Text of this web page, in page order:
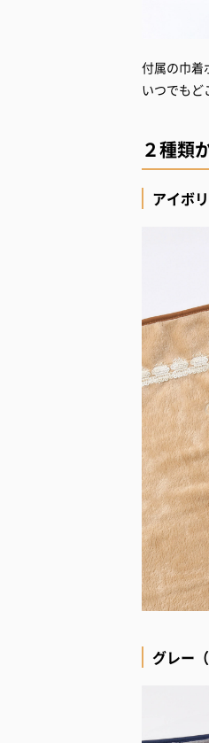
付属の巾着
いつでもど
２種類
アイボ
グレー